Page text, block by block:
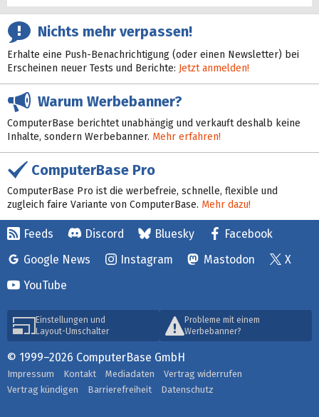
Nichts mehr verpassen!
Erhalte eine Push-Benachrichtigung (oder einen Newsletter) bei
Erscheinen neuer Tests und Berichte: Jetzt anmelden!
Warum Werbebanner?
ComputerBase berichtet unabhängig und verkauft deshalb keine
Inhalte, sondern Werbebanner. Mehr erfahren!
ComputerBase Pro
ComputerBase Pro ist die werbefreie, schnelle, flexible und
zugleich faire Variante von ComputerBase. Mehr dazu!
Feeds Discord Bluesky
Facebook
Google News
Instagram Mastodon
X
YouTube
Einstellungen und
Layout-Umschalter
Probleme mit einem
Werbebanner?
© 1999–2026 ComputerBase GmbH
Impressum Kontakt Mediadaten
Vertrag widerrufen
Vertrag kündigen
Barrierefreiheit Datenschutz